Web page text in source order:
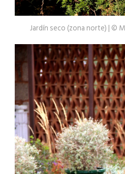
Jardín seco (zona norte) | ©